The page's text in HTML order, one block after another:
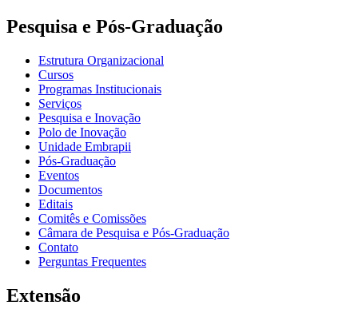
Pesquisa e Pós-Graduação
Estrutura Organizacional
Cursos
Programas Institucionais
Serviços
Pesquisa e Inovação
Polo de Inovação
Unidade Embrapii
Pós-Graduação
Eventos
Documentos
Editais
Comitês e Comissões
Câmara de Pesquisa e Pós-Graduação
Contato
Perguntas Frequentes
Extensão